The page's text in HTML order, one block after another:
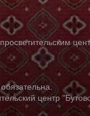
обязательна.
центр